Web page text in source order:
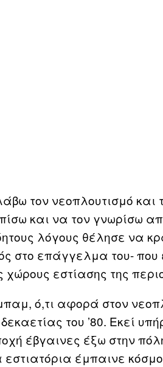
τον νεοπλουτισμό
και να τον γνωρίσω
λόγους θέλησε να
στο επάγγελμα του- που
χώρους εστίασης της
ό,τι αφορά στον
του ’80. Εκεί
έβγαινες έξω στην
εστιατόρια έμπαινε